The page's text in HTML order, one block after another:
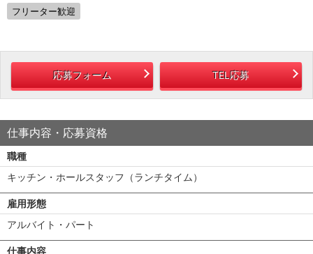
フリーター歓迎
応募フォーム TEL応募
仕事内容・応募資格
職種
キッチン・ホールスタッフ（ランチタイム）
雇用形態
アルバイト・パート
仕事内容